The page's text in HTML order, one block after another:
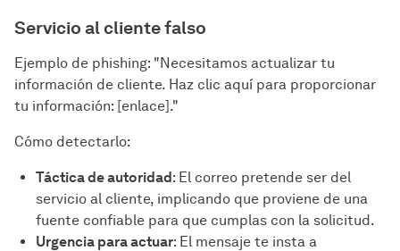
Servicio al cliente falso
Ejemplo de phishing: "Necesitamos actualizar tu
información de cliente. Haz clic aquí para proporcionar
tu información: [enlace]."
Cómo detectarlo:
Táctica de autoridad: El correo pretende ser del
servicio al cliente, implicando que proviene de una
fuente confiable para que cumplas con la solicitud.
Urgencia para actuar: El mensaje te insta a